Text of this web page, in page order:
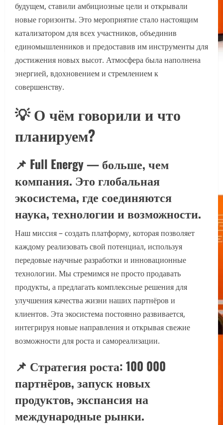
будущем, ставили амбициозные цели и открывали
новые горизонты. Это мероприятие стало настоящим
катализатором для всех участников, объединив
единомышленников и предоставив им инструменты для
достижения новых высот. Атмосфера была наполнена
энергией, вдохновением и стремлением к
совершенству.
💡 О чём говорили и что
планируем?
📌 Full Energy — больше, чем
компания. Это глобальная
экосистема, где соединяются
наука, технологии и возможности.
Наш миссия – создать платформу, которая позволяет
каждому реализовать свой потенциал, используя
передовые научные разработки и инновационные
технологии. Мы стремимся не просто продавать
продукты, а предлагать комплексные решения для
улучшения качества жизни наших партнёров и
клиентов. Эта экосистема постоянно развивается,
интегрируя новые направления и открывая свежие
возможности для роста и самореализации.
📌 Стратегия роста: 100 000
партнёров, запуск новых
продуктов, экспансия на
международные рынки.